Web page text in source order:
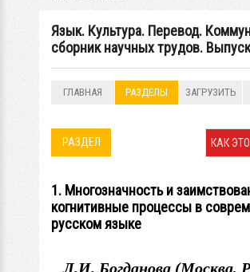
Язык. Культура. Перевод.
сборник научных трудов.
ГЛАВНАЯ РАЗДЕЛЫ ЗАГРУЗИТЬ
РАЗДЕЛ КАК
1. Многозначность и
когнитивные процессы в
русском языке
Л.И. Богданова (Москва,